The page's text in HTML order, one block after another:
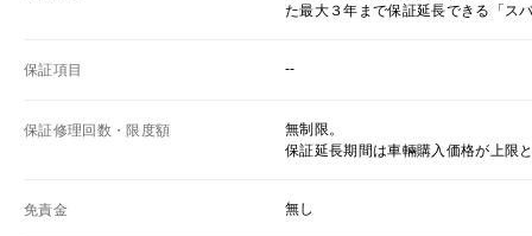
た最大３年まで保証延長できる「ス
保証項目 --
保証修理回数・限度額
無制限。
保証延長期間は車輛購入価格が上限
免責金 無し